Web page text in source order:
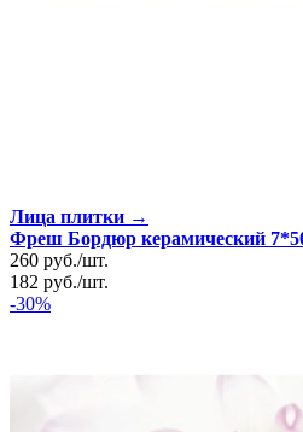
Лица плитки →
Фреш Бордюр керамический
260 руб./шт.
182 руб./шт.
-30%